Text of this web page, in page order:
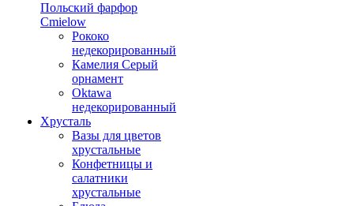
Польский фарфор
Сmielow
Рококо
недекорированный
Камелия Серый
орнамент
Oktawa
недекорированный
Хрусталь
Вазы для цветов
хрустальные
Конфетницы и
салатники
хрустальные